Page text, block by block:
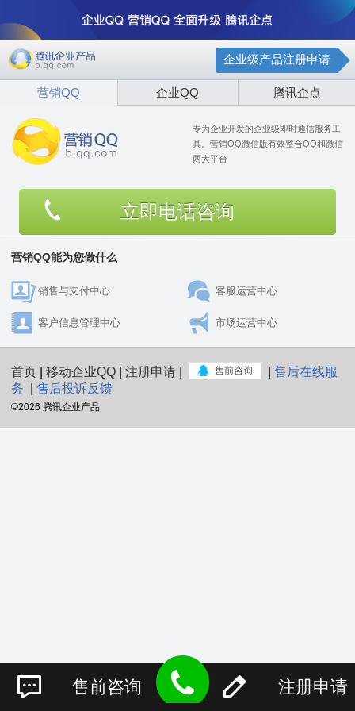
企业级产品注册申请
营销QQ 企业QQ 腾讯企点
专为企业开发的企业级即时通信服务工
具。营销QQ微信版有效整合QQ和微信
两大平台
立即电话咨询
营销QQ能为您做什么
销售与支付中心 客服运营中心
客户信息管理中心 市场运营中心
首页 移动企业QQ 注册申请
售后在线服
务
售后投诉反馈
©2026 腾讯企业产品
售前咨询 注册申请